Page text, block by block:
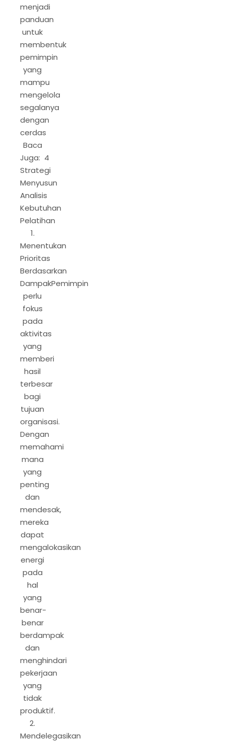
menjadi
panduan
untuk
membentuk
pemimpin
yang
mampu
mengelola
segalanya
dengan
cerdas
Baca
Juga: 4
Strategi
Menyusun
Analisis
Kebutuhan
Pelatihan
1.
Menentukan
Prioritas
Berdasarkan
DampakPemimpin
perlu
fokus
pada
aktivitas
yang
memberi
hasil
terbesar
bagi
tujuan
organisasi.
Dengan
memahami
mana
yang
penting
dan
mendesak,
mereka
dapat
mengalokasikan
energi
pada
hal
yang
benar-
benar
berdampak
dan
menghindari
pekerjaan
yang
tidak
produktif.
2.
Mendelegasikan